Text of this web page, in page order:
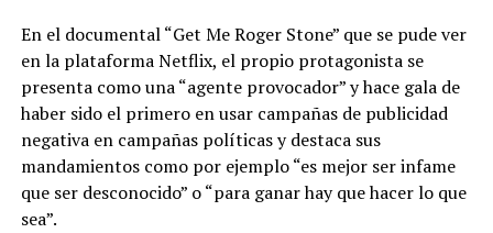
En el documental “Get Me Roger Stone” que se pude ver
en la plataforma Netflix, el propio protagonista se
presenta como una “agente provocador” y hace gala de
haber sido el primero en usar campañas de publicidad
negativa en campañas políticas y destaca sus
mandamientos como por ejemplo “es mejor ser infame
que ser desconocido” o “para ganar hay que hacer lo que
sea”.